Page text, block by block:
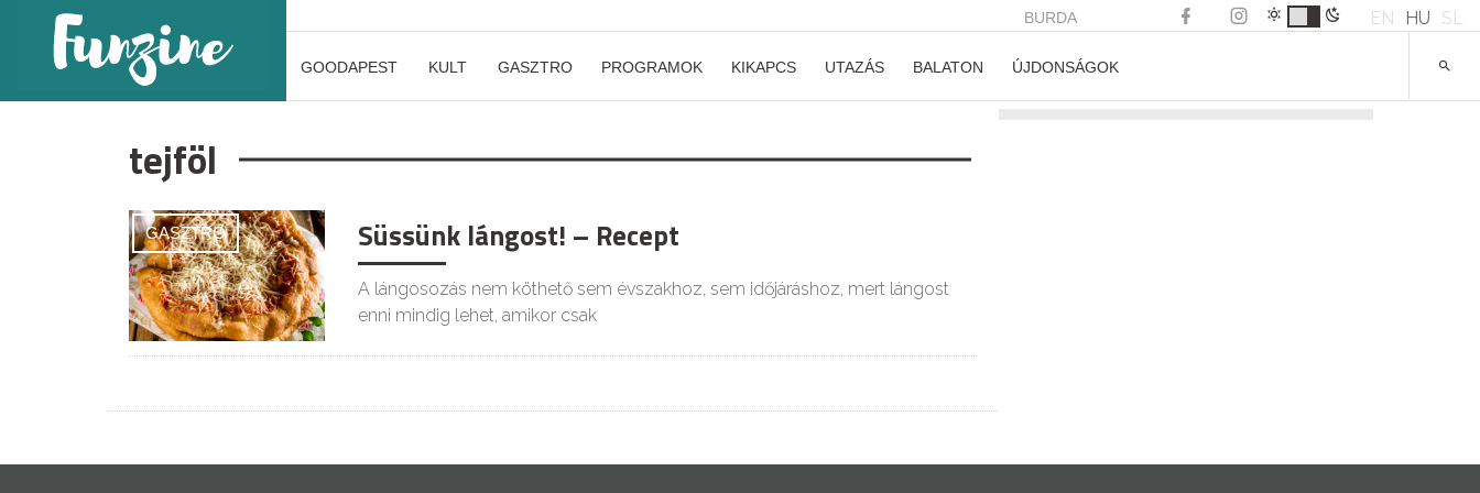
BURDA EN HU SL
GOODAPEST KULT GASZTRO PROGRAMOK KIKAPCS UTAZÁS BALATON ÚJDONSÁGOK
tejföl
GASZTRO Süssünk lángost! – Recept
A lángosozás nem köthető sem évszakhoz, sem időjáráshoz, mert lángost
enni mindig lehet, amikor csak